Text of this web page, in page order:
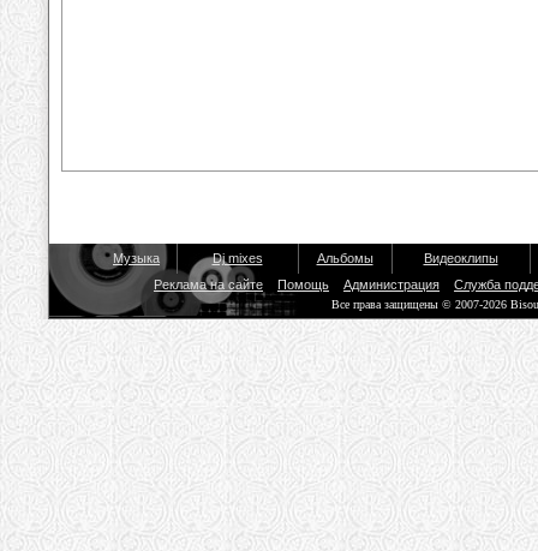
Музыка Dj mixes Альбомы
Видеоклипы
Реклама на сайте
Помощь Администрация Служба
Все права защищены © 2007-2026